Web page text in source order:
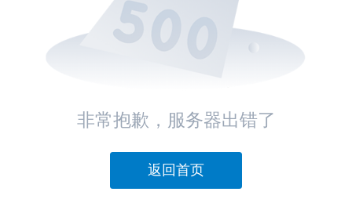
非常抱歉，服务器出错了
返回首页